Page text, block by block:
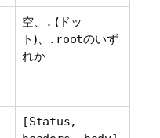
空、 . (ドッ
ト)、
.rootのいず
れか
[Status,